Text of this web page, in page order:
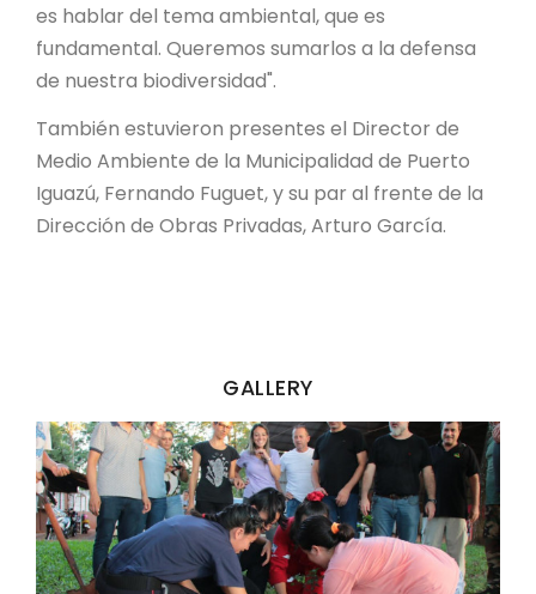
es hablar del tema ambiental, que es
fundamental. Queremos sumarlos a la defensa
de nuestra biodiversidad".
También estuvieron presentes el Director de
Medio Ambiente de la Municipalidad de Puerto
Iguazú, Fernando Fuguet, y su par al frente de la
Dirección de Obras Privadas, Arturo García.
GALLERY